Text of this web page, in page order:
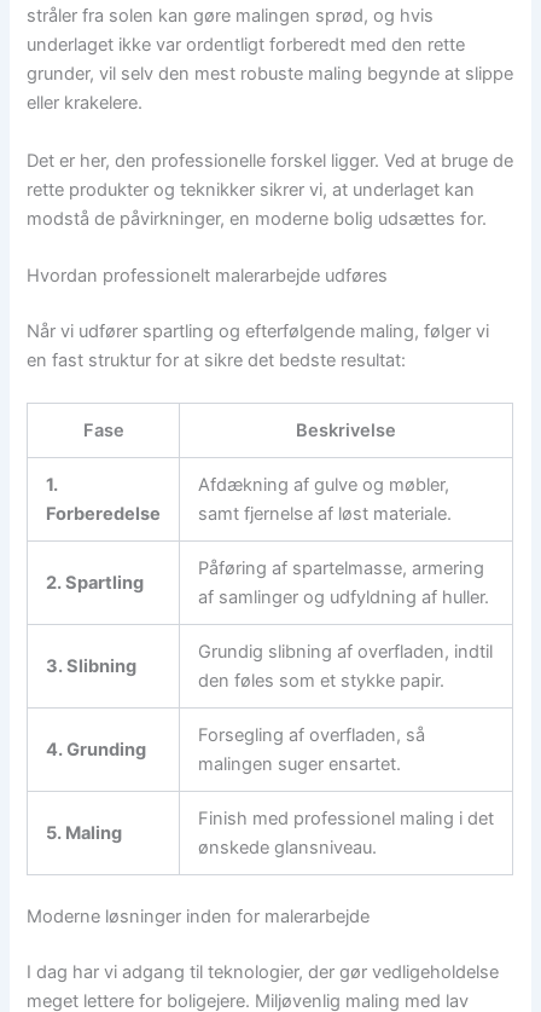
stråler fra solen kan gøre malingen sprød, og hvis
underlaget ikke var ordentligt forberedt med den rette
grunder, vil selv den mest robuste maling begynde at slippe
eller krakelere.
Det er her, den professionelle forskel ligger. Ved at bruge de
rette produkter og teknikker sikrer vi, at underlaget kan
modstå de påvirkninger, en moderne bolig udsættes for.
Hvordan professionelt malerarbejde udføres
Når vi udfører spartling og efterfølgende maling, følger vi
en fast struktur for at sikre det bedste resultat:
Fase Beskrivelse
1.
Forberedelse
Afdækning af gulve og møbler,
samt fjernelse af løst materiale.
2. Spartling
Påføring af spartelmasse, armering
af samlinger og udfyldning af huller.
3. Slibning
Grundig slibning af overfladen, indtil
den føles som et stykke papir.
4. Grunding
Forsegling af overfladen, så
malingen suger ensartet.
5. Maling
Finish med professionel maling i det
ønskede glansniveau.
Moderne løsninger inden for malerarbejde
I dag har vi adgang til teknologier, der gør vedligeholdelse
meget lettere for boligejere. Miljøvenlig maling med lav